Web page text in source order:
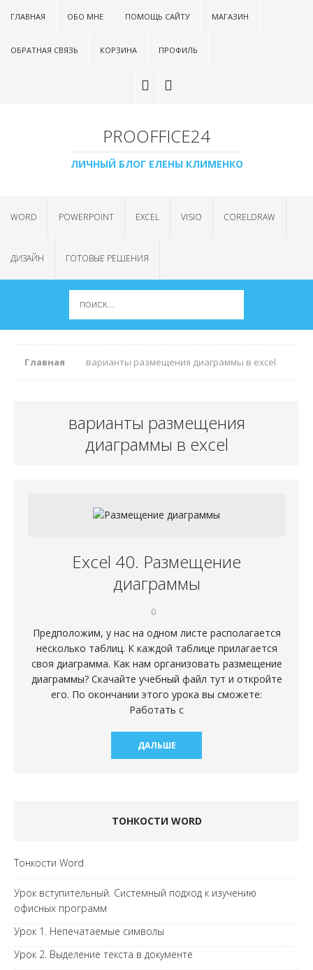
ГЛАВНАЯ ОБО МНЕ ПОМОЩЬ САЙТУ МАГАЗИН
ОБРАТНАЯ СВЯЗЬ КОРЗИНА ПРОФИЛЬ
PROOFFICE24
ЛИЧНЫЙ БЛОГ ЕЛЕНЫ КЛИМЕНКО
WORD POWERPOINT EXCEL VISIO CORELDRAW
ДИЗАЙН ГОТОВЫЕ РЕШЕНИЯ
Главная варианты размещения диаграммы в excel
варианты размещения
диаграммы в excel
Excel 40. Размещение
диаграммы
0
Предположим, у нас на одном листе располагается
несколько таблиц. К каждой таблице прилагается
своя диаграмма. Как нам организовать размещение
диаграммы? Скачайте учебный файл тут и откройте
его. По окончании этого урока вы сможете:
Работать с
ДАЛЬШЕ
ТОНКОСТИ WORD
Тонкости Word
Урок вступительный. Системный подход к изучению
офисных программ
Урок 1. Непечатаемые символы
Урок 2. Выделение текста в документе